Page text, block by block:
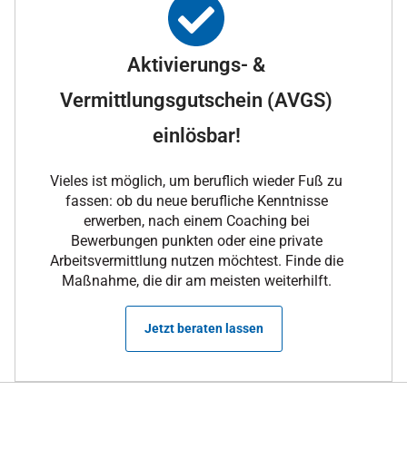
Aktivierungs- &
Vermittlungsgutschein (AVGS)
einlösbar!
Vieles ist möglich, um beruflich wieder Fuß zu
fassen: ob du neue berufliche Kenntnisse
erwerben, nach einem Coaching bei
Bewerbungen punkten oder eine private
Arbeitsvermittlung nutzen möchtest. Finde die
Maßnahme, die dir am meisten weiterhilft.
Jetzt beraten lassen